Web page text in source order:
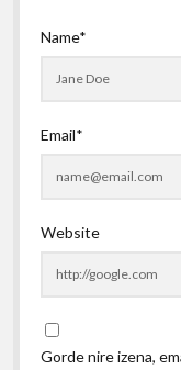
Name*
Email*
Website
Gorde nire izena,